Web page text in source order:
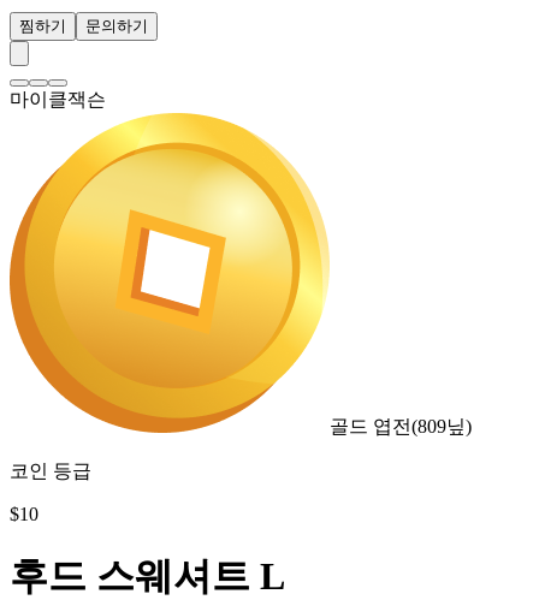
찜하기 문의하기
마이클잭슨
골드 엽전(809닢)
코인 등급
$10
후드 스웨셔트 L